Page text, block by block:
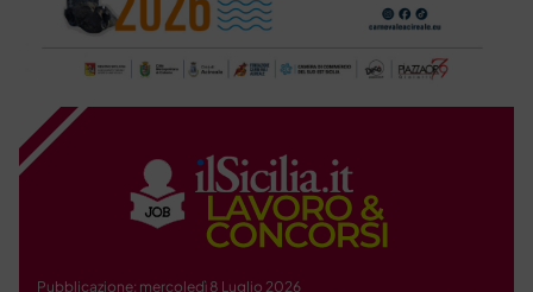
Pubblicazione: mercoledì 8 Luglio 2026